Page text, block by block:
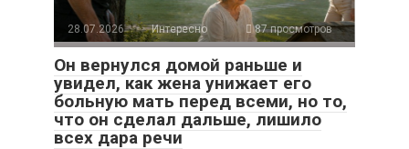
28.07.2026 Интересно 87 просмотров
Он вернулся домой раньше и
увидел, как жена унижает его
больную мать перед всеми, но то,
что он сделал дальше, лишило
всех дара речи